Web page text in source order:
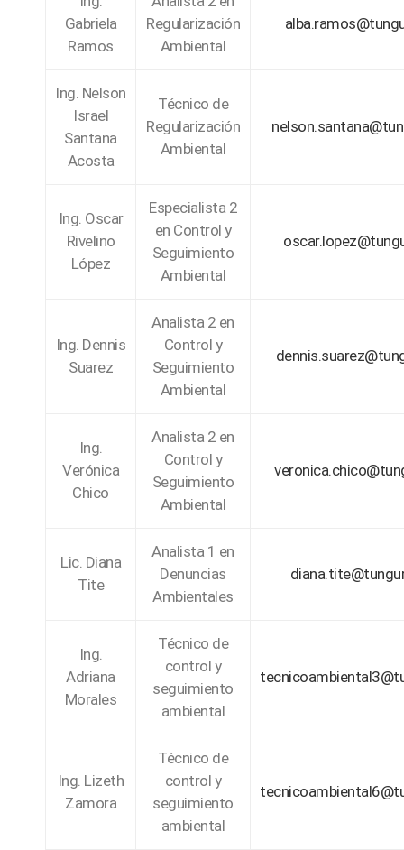
Gabriela
Ramos
Regularización
Ambiental
Ing. Nelson
Israel
Santana
Acosta
Técnico de
Regularización
Ambiental
Ing. Oscar
Rivelino
López
Especialista 2
en Control y
Seguimiento
Ambiental
Ing. Dennis
Suarez
Analista 2 en
Control y
Seguimiento
Ambiental
Ing.
Verónica
Chico
Analista 2 en
Control y
Seguimiento
Ambiental
Lic. Diana
Tite
Analista 1 en
Denuncias
Ambientales
Ing.
Adriana
Morales
Técnico de
control y
seguimiento
ambiental
Ing. Lizeth
Zamora
Técnico de
control y
seguimiento
ambiental